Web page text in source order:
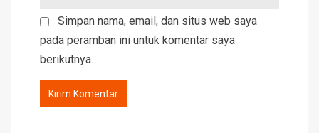
Simpan nama, email, dan situs web saya
pada peramban ini untuk komentar saya
berikutnya.